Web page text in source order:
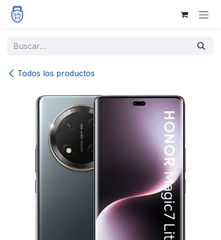
Ir al contenido
Todos los productos